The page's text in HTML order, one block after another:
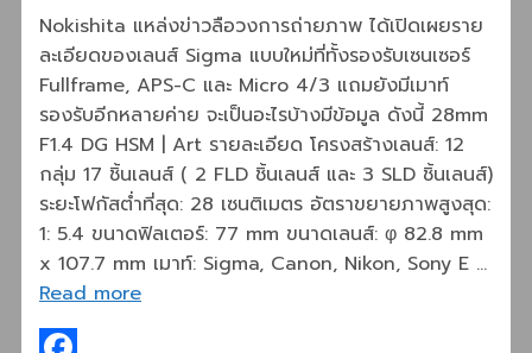
Nokishita แหล่งข่าวลือวงการถ่ายภาพ ได้เปิดเผยราย
ละเอียดของเลนส์ Sigma แบบใหม่ที่ทั้งรองรับเซนเซอร์
Fullframe, APS-C และ Micro 4/3 แถมยังมีเมาท์
รองรับอีกหลายค่าย จะเป็นอะไรบ้างมีข้อมูล ดังนี้ 28mm
F1.4 DG HSM | Art รายละเอียด โครงสร้างเลนส์: 12
กลุ่ม 17 ชิ้นเลนส์ ( 2 FLD ชิ้นเลนส์ และ 3 SLD ชิ้นเลนส์)
ระยะโฟกัสต่ำที่สุด: 28 เซนติเมตร อัตราขยายภาพสูงสุด:
1: 5.4 ขนาดฟิลเตอร์: 77 mm ขนาดเลนส์: φ 82.8 mm
x 107.7 mm เมาท์: Sigma, Canon, Nikon, Sony E …
Read more